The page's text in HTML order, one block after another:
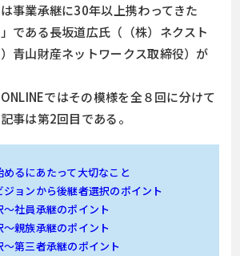
事業承継に30年以上携わってきた
である長坂道広氏（（株）ネクスト
青山財産ネットワークス取締役） が
ではその模様を全８回に分けて
事は第2回目である。
るにあたって大切なこと
ョンから後継者選択のポイント
社員承継のポイント
親族承継のポイント
第三者承継のポイント